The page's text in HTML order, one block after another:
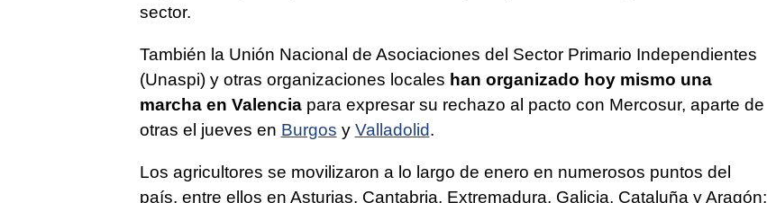
sector.
También la Unión Nacional de Asociaciones del Sector Primario Independientes
(Unaspi) y otras organizaciones locales han organizado hoy mismo una
marcha en Valenciapara expresar su rechazo al pacto con Mercosur, aparte de
otras el jueves en Burgos y Valladolid.
Los agricultores se movilizaron a lo largo de enero en numerosos puntos del
país, entre ellos en Asturias, Cantabria, Extremadura, Galicia, Cataluña y Aragón;